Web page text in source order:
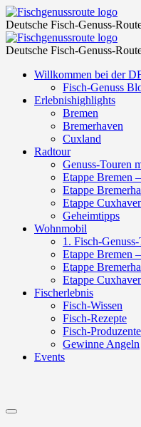
Veranstaltungen
aus
8.
Juli
Oktober
Seite 2
Fischgenussroute
Deutsche Fisch-Genuss-
Veranstaltungen
aus
Juli
28.
Oktober
Seite 2
Fischgenussroute
Deutsche Fisch-Genuss-
Skip
content
Willkommen bei der
Fisch-Genuss
Erlebnishighlights
Bremen
Bremerhaven
Cuxland
Radtour
Genuss-Touren
Etappe Bremen
Etappe
Etappe
Geheimtipps
Wohnmobil
1. Fisch-
Etappe Bremen
Etappe
Etappe
Fischerlebnis
Fisch-Wissen
Fisch-Rezepte
Fisch-
Gewinne Angeln
Events
Menu